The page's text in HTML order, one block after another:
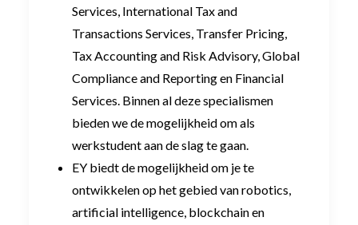
Services, International Tax and
Transactions Services, Transfer Pricing,
Tax Accounting and Risk Advisory, Global
Compliance and Reporting en Financial
Services. Binnen al deze specialismen
bieden we de mogelijkheid om als
werkstudent aan de slag te gaan.
EY biedt de mogelijkheid om je te
ontwikkelen op het gebied van robotics,
artificial intelligence, blockchain en